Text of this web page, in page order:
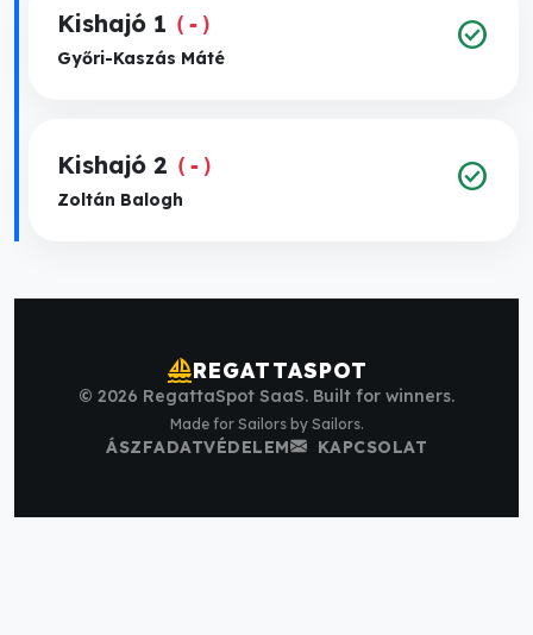
Kishajó 1 (-)
Győri-Kaszás Máté
check_circle
Kishajó 2 (-)
Zoltán Balogh
check_circle
sailingREGATTASPOT
© 2026 RegattaSpot SaaS. Built for winners.
Made for Sailors by Sailors.
ÁSZFADATVÉDELEM KAPCSOLAT